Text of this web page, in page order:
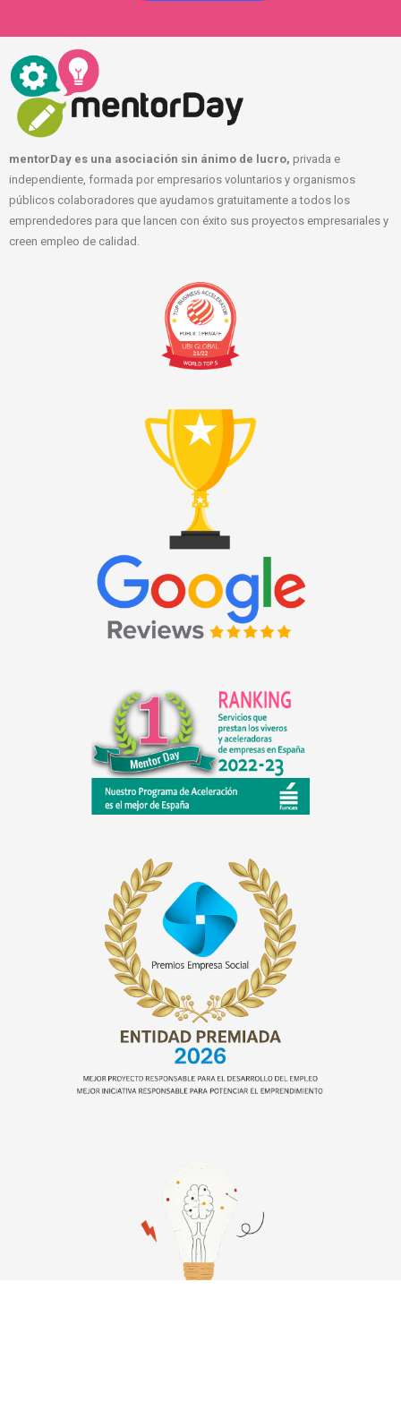
mentorDay es una asociación sin ánimo de lucro, privada e
independiente, formada por empresarios voluntarios y organismos
públicos colaboradores que ayudamos gratuitamente a todos los
emprendedores para que lancen con éxito sus proyectos empresariales y
creen empleo de calidad.